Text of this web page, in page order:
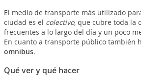
El medio de transporte más utilizado
ciudad es el colectivo, que cubre toda la
frecuentes a lo largo del día y un poco
En cuanto a transporte público también
omnibus.
Qué ver y qué hacer